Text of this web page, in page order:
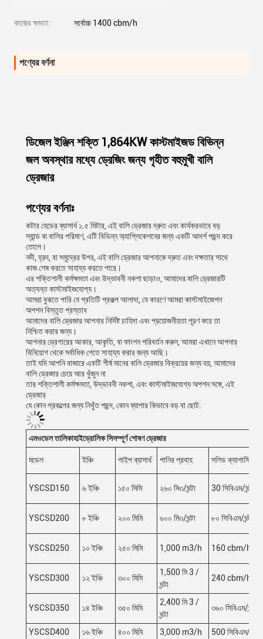
কাজের ক্ষমতা: সর্বোচ্চ 1400 cbm/h
পণ্যের বর্ণনা
ডিজেল ইঞ্জিন শক্তি 1,864KW কাস্টমাইজড বিভিন্ন
জল অবস্থার মধ্যে ড্রেজিং জন্য গৃহীত বহুমুখী বালি
ড্রেজার
পণ্যের বর্ণনাঃ
কটার হেডের ব্যাসার্ধ ১.৫ মিটার, এই বালি ড্রেজার দ্রুত এবং কার্যকরভাবে বড়
স্যান্ড বা বালির পরিমাণ, এটি বিভিন্ন অ্যাপ্লিকেশনের জন্য একটি আদর্শ পছন্দ করে
তোলে।
নদী, হ্রদ, বা সমুদ্রের উপর, এই বালি ড্রেজার আপনাকে দ্রুত এবং দক্ষতার সাথে
কাজ শেষ করতে সাহায্য করতে পারে।
এর শক্তিশালী কর্মক্ষমতা এবং উদ্ভাবনী নকশা ছাড়াও, আমাদের বালি ড্রেজারটি
অত্যন্ত কাস্টমাইজযোগ্য।
আমরা বুঝতে পারি যে প্রতিটি প্রকল্প আলাদা, যে কারণে আমরা কাস্টমাইজেশন
অপশন বিস্তৃত প্রস্তাব
আমাদের বালি ড্রেজার আপনার নির্দিষ্ট চাহিদা এবং প্রয়োজনীয়তা পূরণ করে তা
নিশ্চিত করার জন্য।
আপনার ড্রেগারের আকার, আকৃতি, বা ফাংশন পরিবর্তন করুন, আমরা এখানে আপনার
বিনিয়োগ থেকে সর্বাধিক পেতে সাহায্য করার জন্য আছি।
তাই যদি আপনি বাজারে একটি শীর্ষ মানের বালি ড্রেজার বিক্রয়ের জন্য হয়, আমাদের
বালি ড্রেজার চেয়ে আর খুঁজুন না
তার শক্তিশালী কর্মক্ষমতা, উদ্ভাবনী নকশা, এবং কাস্টমাইজযোগ্য অপশন সঙ্গে, এই
ড্রেজার
যে কোন প্রকল্পের জন্য নিখুঁত পছন্দ, কোন ব্যাপার কিভাবে বড় বা ছোট.
এমওডেল তালিকাহাইড্রোলিক সিসম্পূর্ণ শোষণ ড্রেজার
মডেল ইঞ্চি পাইপ ব্যাসার্ধ পানির প্রবাহ সলিড ক্যাপাসিটি
YSCSD150 ৬ ইঞ্চি ১৫০ মিমি ২৬০ মি৩/ঘন্টা 30 সিবিএম/ঘন্টা
YSCSD200 ৮ ইঞ্চি ২০০ মিমি ৬০০ মি৩/ঘন্টা ৮০ সিবিএম/ঘন্টা
YSCSD250 ১০ ইঞ্চি ২৫০ মিমি 1,000 m3/h 160 cbm/h
YSCSD300 ১২ ইঞ্চি ৩০০ মিমি
1,500 মি 3 /
ঘন্টা
240 cbm/h
YSCSD350 ১৪ ইঞ্চি ৩৫০ মিমি
2,400 মি 3 /
ঘন্টা
৩৬০ সিবিএম/ঘন্টা
YSCSD400 ১৬ ইঞ্চি ৪০০ মিমি 3,000 m3/h 500 সিবিএম/ঘন্টা